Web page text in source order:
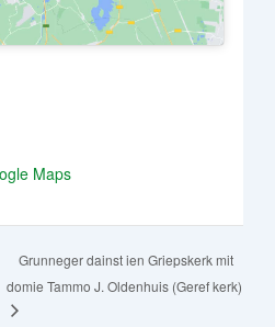
Maps
Grunneger dainst ien Griepskerk mit
domie Tammo J. Oldenhuis (Geref kerk)